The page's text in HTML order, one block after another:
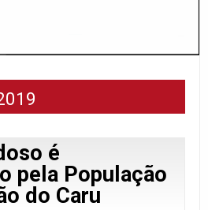
é
pela População
do Caru